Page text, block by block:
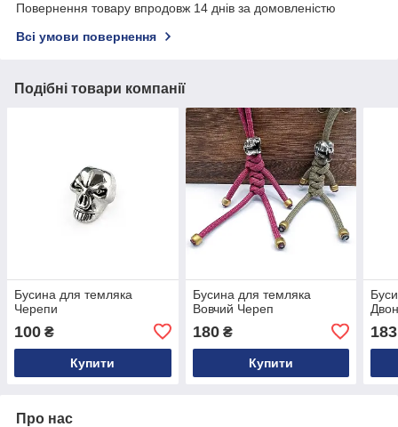
Повернення товару впродовж 14 днів за домовленістю
Всі умови повернення
Подібні товари компанії
Бусина для темляка
Черепи
100 ₴
Купити
Бусина для темляка
Вовчий Череп
180₴
Купити
183
Про нас